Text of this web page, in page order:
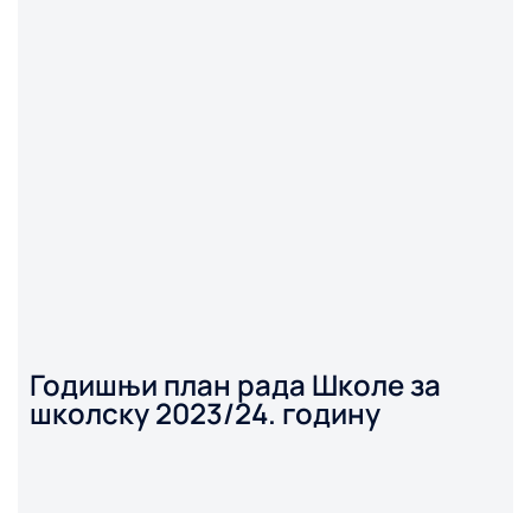
Годишњи план рада Школе за
школску 2023/24. годину